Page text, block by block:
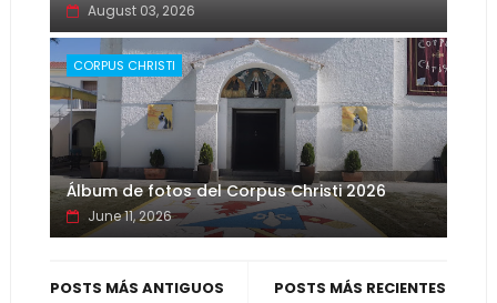
August 03, 2026
CORPUS CHRISTI
Álbum de fotos del Corpus Christi 2026
June 11, 2026
POSTS MÁS RECIENTES
POSTS MÁS ANTIGUOS